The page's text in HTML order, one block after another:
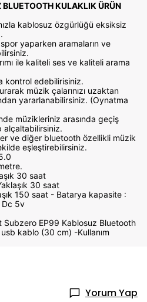
KULAKLIK ÜRÜN
kablosuz özgürlüğü eksiksiz
yaparken aramaların ve
ile kaliteli ses ve kaliteli arama
kontrol edebilirisiniz.
müzik çalarınızı uzaktan
yararlanabilirsiniz. (Oynatma
müzikleriniz arasında geçiş
alçaltabilirsiniz.
ve diğer bluetooth özellikli müzik
eşleştirebilirsiniz.
30 saat
30 saat
150 saat - Batarya kapasite :
Dc 5v
Subzero EP99 Kablosuz Bluetooth
kablo (30 cm) -Kullanım
Yorum Yap